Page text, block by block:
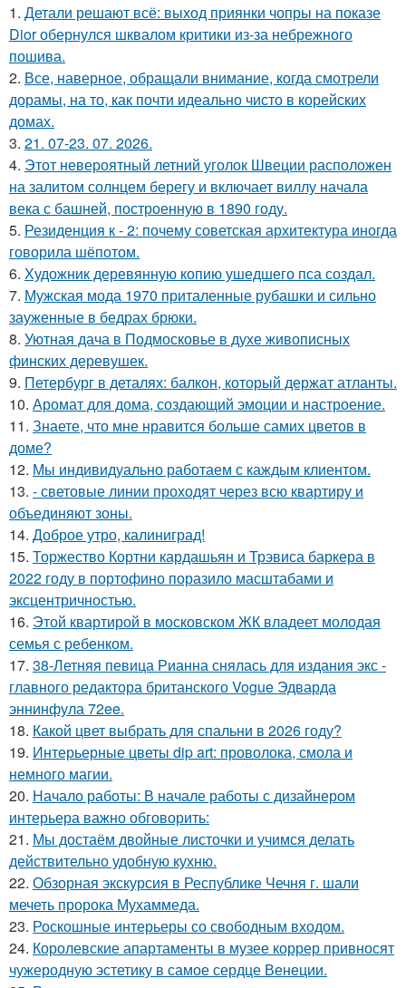
1. Детали решают всё: выход приянки чопры на показе
Dior обернулся шквалом критики из-за небрежного
пошива.
2. Все, наверное, обращали внимание, когда смотрели
дорамы, на то, как почти идеально чисто в корейских
домах.
3. 21. 07-23. 07. 2026.
4. Этот невероятный летний уголок Швеции расположен
на залитом солнцем берегу и включает виллу начала
века с башней, построенную в 1890 году.
5. Резиденция к - 2: почему советская архитектура иногда
говорила шёпотом.
6. Художник деревянную копию ушедшего пса создал.
7. Мужская мода 1970 приталенные рубашки и сильно
зауженные в бедрах брюки.
8. Уютная дача в Подмосковье в духе живописных
финских деревушек.
9. Петербург в деталях: балкон, который держат атланты.
10. Аромат для дома, создающий эмоции и настроение.
11. Знаете, что мне нравится больше самих цветов в
доме?
12. Мы индивидуально работаем с каждым клиентом.
13. - световые линии проходят через всю квартиру и
объединяют зоны.
14. Доброе утро, калиниград!
15. Торжество Кортни кардашьян и Трэвиса баркера в
2022 году в портофино поразило масштабами и
эксцентричностью.
16. Этой квартирой в московском ЖК владеет молодая
семья с ребенком.
17. 38-Летняя певица Рианна снялась для издания экс -
главного редактора британского Vogue Эдварда
эннинфула 72ee.
18. Какой цвет выбрать для спальни в 2026 году?
19. Интерьерные цветы dip art: проволока, смола и
немного магии.
20. Начало работы: В начале работы с дизайнером
интерьера важно обговорить:
21. Мы достаём двойные листочки и учимся делать
действительно удобную кухню.
22. Обзорная экскурсия в Республике Чечня г. шали
мечеть пророка Мухаммеда.
23. Роскошные интерьеры со свободным входом.
24. Королевские апартаменты в музее коррер привносят
чужеродную эстетику в самое сердце Венеции.